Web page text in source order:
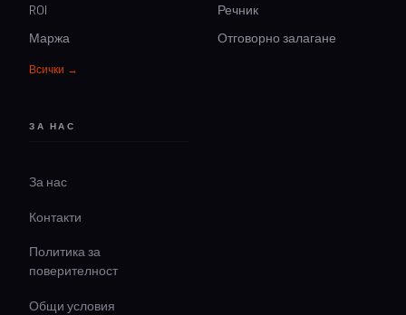
ROI
Маржа
Всички →
Речник
Отговорно залагане
ЗА НАС
За нас
Контакти
Политика за
поверителност
Общи условия